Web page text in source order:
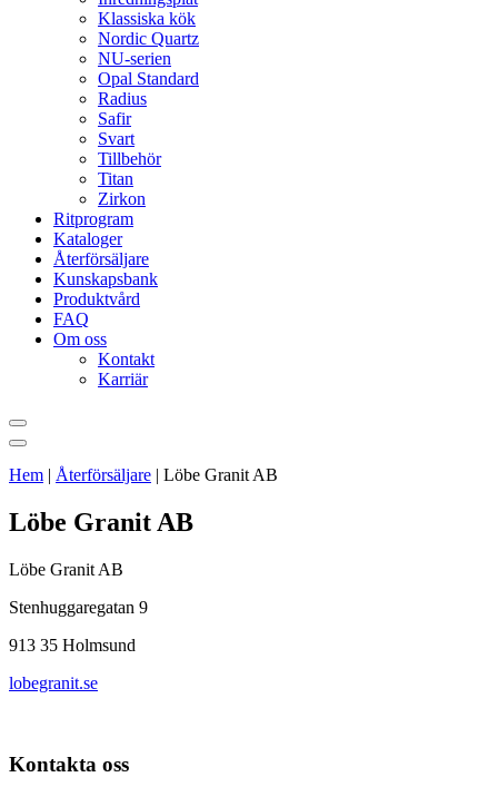
Klassiska kök
Nordic Quartz
NU-serien
Opal Standard
Radius
Safir
Svart
Tillbehör
Titan
Zirkon
Ritprogram
Kataloger
Återförsäljare
Kunskapsbank
Produktvård
FAQ
Om oss
Kontakt
Karriär
Hem | Återförsäljare | Löbe Granit AB
Löbe Granit AB
Löbe Granit AB
Stenhuggaregatan 9
913 35 Holmsund
lobegranit.se
Kontakta oss